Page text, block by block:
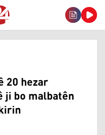
20 hezar
ji bo malbatên